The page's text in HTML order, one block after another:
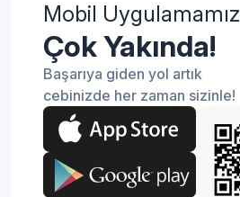
Mobil Uygulamamız
Çok Yakında!
Başarıya giden yol artık
cebinizde her zaman sizinle!